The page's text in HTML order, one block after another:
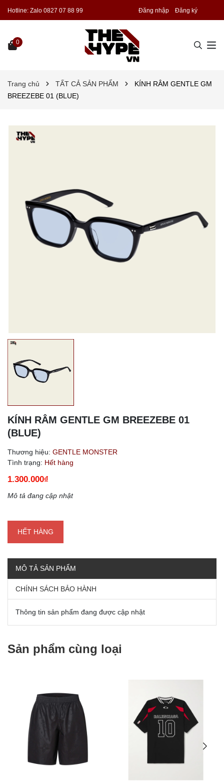
Hotline: Zalo 0827 07 88 99 Đăng nhập Đăng ký
0
Trang chủ TẤT CẢ SẢN PHẨM
KÍNH RÂM GENTLE GM
BREEZEBE 01 (BLUE)
KÍNH RÂM GENTLE GM BREEZEBE 01
(BLUE)
Thương hiệu: GENTLE MONSTER
Tình trạng: Hết hàng
1.300.000₫
Mô tả đang cập nhật
HẾT HÀNG
MÔ TẢ SẢN PHẨM
CHÍNH SÁCH BẢO HÀNH
Thông tin sản phẩm đang được cập nhật
Sản phẩm cùng loại